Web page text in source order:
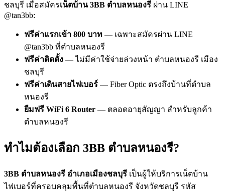
ชลบุรี เมื่อสมัครเน็ตบ้าน 3BB ตำบลหนองรี ผ่าน LINE
@tan3bb:
ฟรีค่าแรกเข้า 800 บาท — เฉพาะสมัครผ่าน LINE
@tan3bb ที่ตำบลหนองรี
ฟรีค่าติดตั้ง — ไม่มีค่าใช้จ่ายล่วงหน้า ตำบลหนองรี เมือง
ชลบุรี
ฟรีค่าเดินสายไฟเบอร์ — Fiber Optic ตรงถึงบ้านที่ตำบล
หนองรี
ยืมฟรี WiFi 6 Router — ตลอดอายุสัญญา สำหรับลูกค้า
ตำบลหนองรี
ทำไมต้องเลือก 3BB ตำบลหนองรี?
3BB ตำบลหนองรี อำเภอเมืองชลบุรี เป็นผู้ให้บริการเน็ตบ้าน
ไฟเบอร์ที่ครอบคลุมพื้นที่ตำบลหนองรี จังหวัดชลบุรี รหัส